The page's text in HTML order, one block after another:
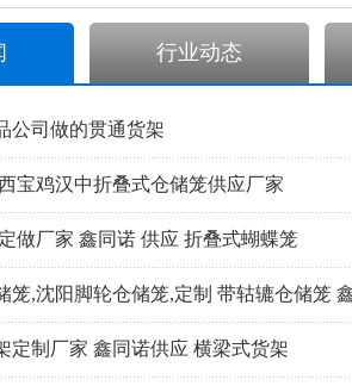
行业动态
公司做的贯通货架
宝鸡汉中折叠式仓储笼供应厂家
做厂家 鑫同诺 供应 折叠式蝴蝶笼
笼,沈阳脚轮仓储笼,定制 带轱辘仓储笼
定制厂家 鑫同诺供应 横梁式货架